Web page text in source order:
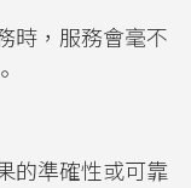
時，服務會毫不
的準確性或可靠